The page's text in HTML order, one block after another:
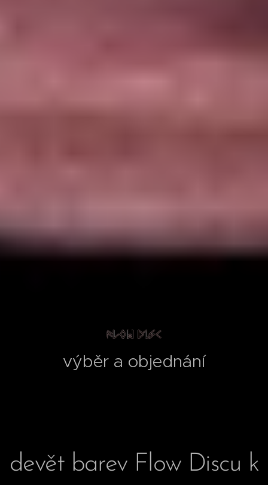
výběr a objednání
devět barev Flow Discu k